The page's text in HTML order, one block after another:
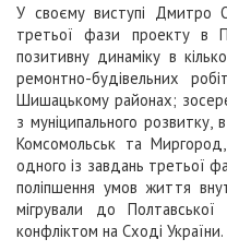
У своєму виступі Дмитро
третьої фази проекту в
позитивну динаміку в
ремонтно-будівельних
Шишацькому районах;
з муніципального розвитку,
Комсомольськ та
одного із завдань третьої
поліпшення умов життя
мігрували до
конфліктом на Сході України.